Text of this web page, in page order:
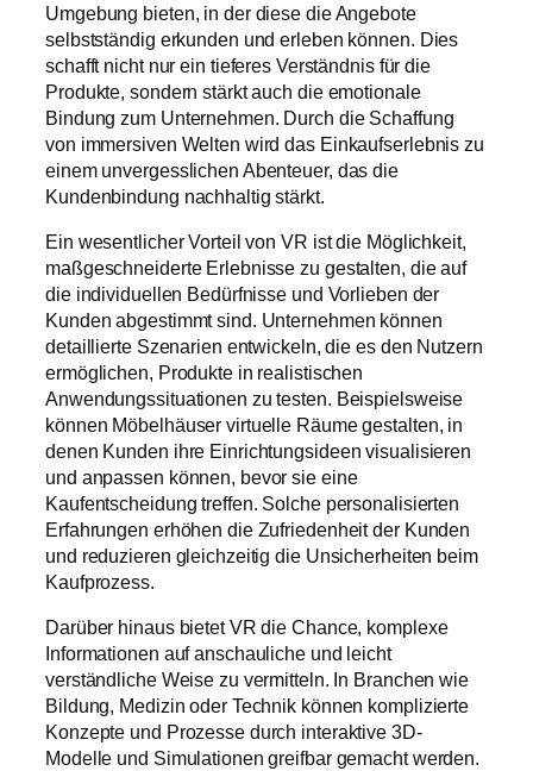
Umgebung bieten, in der diese die Angebote
selbstständig erkunden und erleben können. Dies
schafft nicht nur ein tieferes Verständnis für die
Produkte, sondern stärkt auch die emotionale
Bindung zum Unternehmen. Durch die Schaffung
von immersiven Welten wird das Einkaufserlebnis zu
einem unvergesslichen Abenteuer, das die
Kundenbindung nachhaltig stärkt.
Ein wesentlicher Vorteil von VR ist die Möglichkeit,
maßgeschneiderte Erlebnisse zu gestalten, die auf
die individuellen Bedürfnisse und Vorlieben der
Kunden abgestimmt sind. Unternehmen können
detaillierte Szenarien entwickeln, die es den Nutzern
ermöglichen, Produkte in realistischen
Anwendungssituationen zu testen. Beispielsweise
können Möbelhäuser virtuelle Räume gestalten, in
denen Kunden ihre Einrichtungsideen visualisieren
und anpassen können, bevor sie eine
Kaufentscheidung treffen. Solche personalisierten
Erfahrungen erhöhen die Zufriedenheit der Kunden
und reduzieren gleichzeitig die Unsicherheiten beim
Kaufprozess.
Darüber hinaus bietet VR die Chance, komplexe
Informationen auf anschauliche und leicht
verständliche Weise zu vermitteln. In Branchen wie
Bildung, Medizin oder Technik können komplizierte
Konzepte und Prozesse durch interaktive 3D-
Modelle und Simulationen greifbar gemacht werden.